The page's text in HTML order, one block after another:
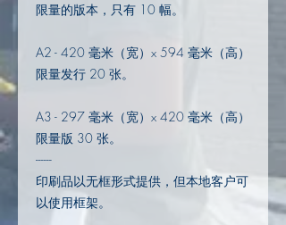
限量的版本，只有 10 幅。
A2 - 420 毫米（宽）x 594 毫米（高）
限量发行 20 张。
A3 - 297 毫米（宽）x 420 毫米（高）
限量版 30 张。
------
印刷品以无框形式提供，但本地客户可
以使用框架。